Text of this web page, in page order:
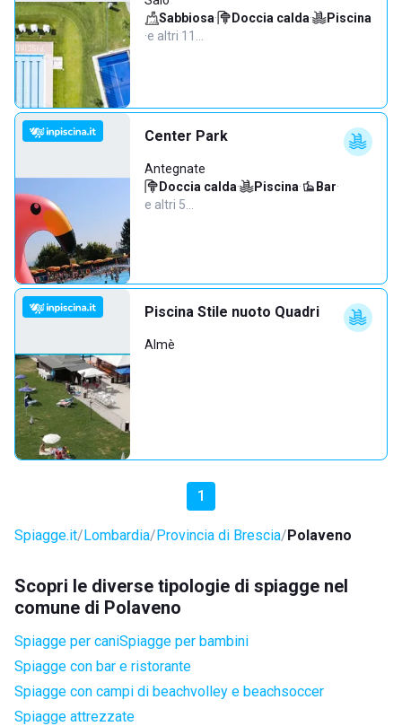
Sabbiosa· Doccia calda·
Piscina
·e altri 11…
Center Park
Antegnate
Doccia calda· Piscina· Bar·
e altri 5…
Piscina Stile nuoto Quadri
Almè
1
Spiagge.it Lombardia Provincia di Brescia Polaveno
Scopri le diverse tipologie di spiagge nel
comune di Polaveno
Spiagge per caniSpiagge per bambini
Spiagge con bar e ristorante
Spiagge con campi di beachvolley e beachsoccer
Spiagge attrezzate